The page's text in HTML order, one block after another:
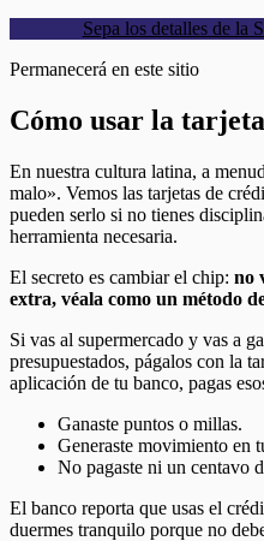
Sepa los detalles de la
Permanecerá en este sitio
Cómo usar la
En nuestra cultura latina, a
malo». Vemos las tarjetas de
pueden serlo si no tienes
herramienta necesaria.
El secreto es cambiar el chip: no
extra, véala como un método
Si vas al supermercado y vas a
presupuestados, págalos con la
aplicación de tu banco, pagas
Ganaste puntos o millas.
Generaste movimiento en
No pagaste ni un centavo
El banco reporta que usas el
duermes tranquilo porque no